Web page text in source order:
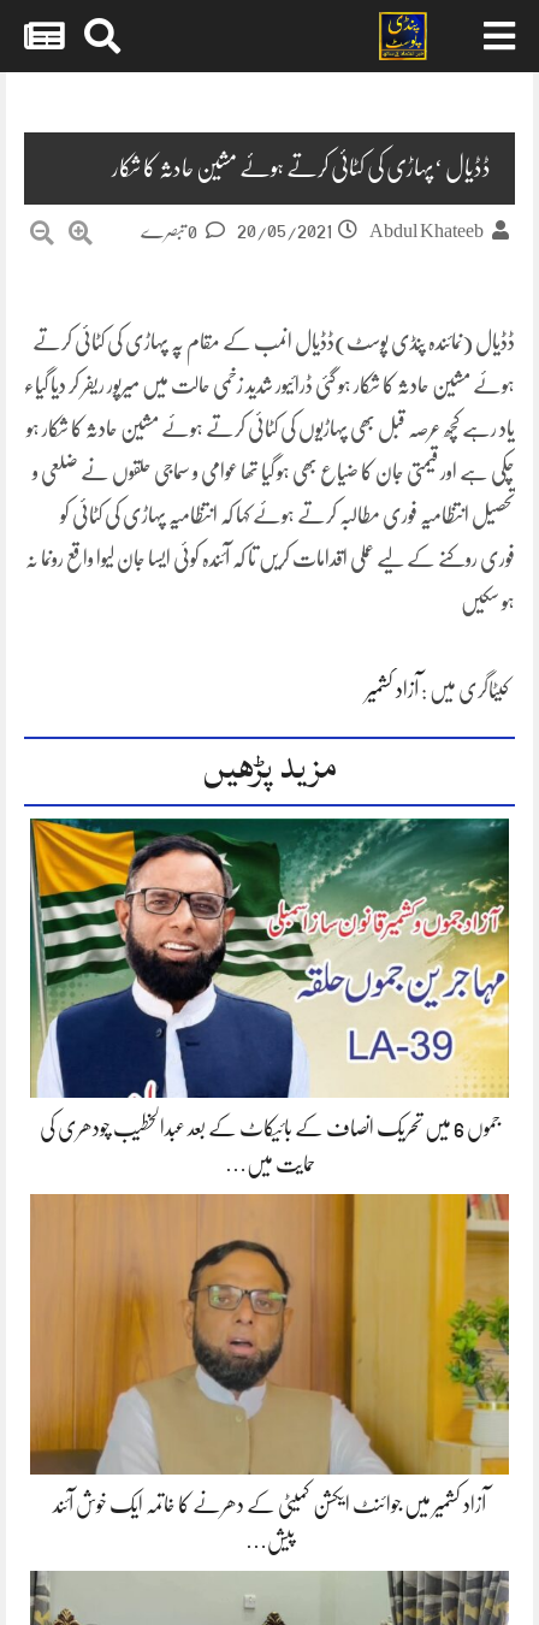
ڈڈیال ‘پہاڑی کی کٹائی کرتے ہوئے مشین حادثہ کا شکار
Abdul Khateeb
20/05/2021
ڈڈیال (نمائندہ پنڈی پوسٹ)ڈڈیال انمب کے مقام پہ پہاڑی کی کٹائی کرتے
ہوئے مشین حادثہ کا شکار ہو گئی ڈرائیور شدید زخمی حالت میں میرپور ریفر کر دیا گیاء
یاد رہے کچھ عرصہ قبل بھی پہاڑیوں کی کٹائی کرتے ہوئے مشین حادثہ کا شکار ہو
چکی ہے اور قیمتی جان کا ضیاع بھی ہو گیا تھا عوامی و سماجی حلقوں نے ضلعی و
تحصیل انتظامیہ فوری مطالبہ کرتے ہوئے کہا کہ انتظامیہ پہاڑی کی کٹائی کو
فوری روکنے کے لیے عملی اقدامات کریں تا کہ آئندہ کوئی ایسا جان لیوا واقع رونما نہ
ہو سکیں
کیٹاگری میں : آزاد کشمیر
مزید پڑھیں
جموں 6 میں تحریک انصاف کے بائیکاٹ کے بعد عبدالخطیب چودھری کی
حمایت میں…
آزاد کشمیر میں جوائنٹ ایکشن کمیٹی کے دھرنے کا خاتمہ ایک خوش آئند
پیش…